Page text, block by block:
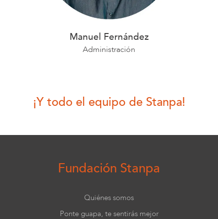
Manuel Fernández
Administración
¡Y todo el equipo de Stanpa!
Fundación Stanpa
Quiénes somos
Ponte guapa, te sentirás mejor